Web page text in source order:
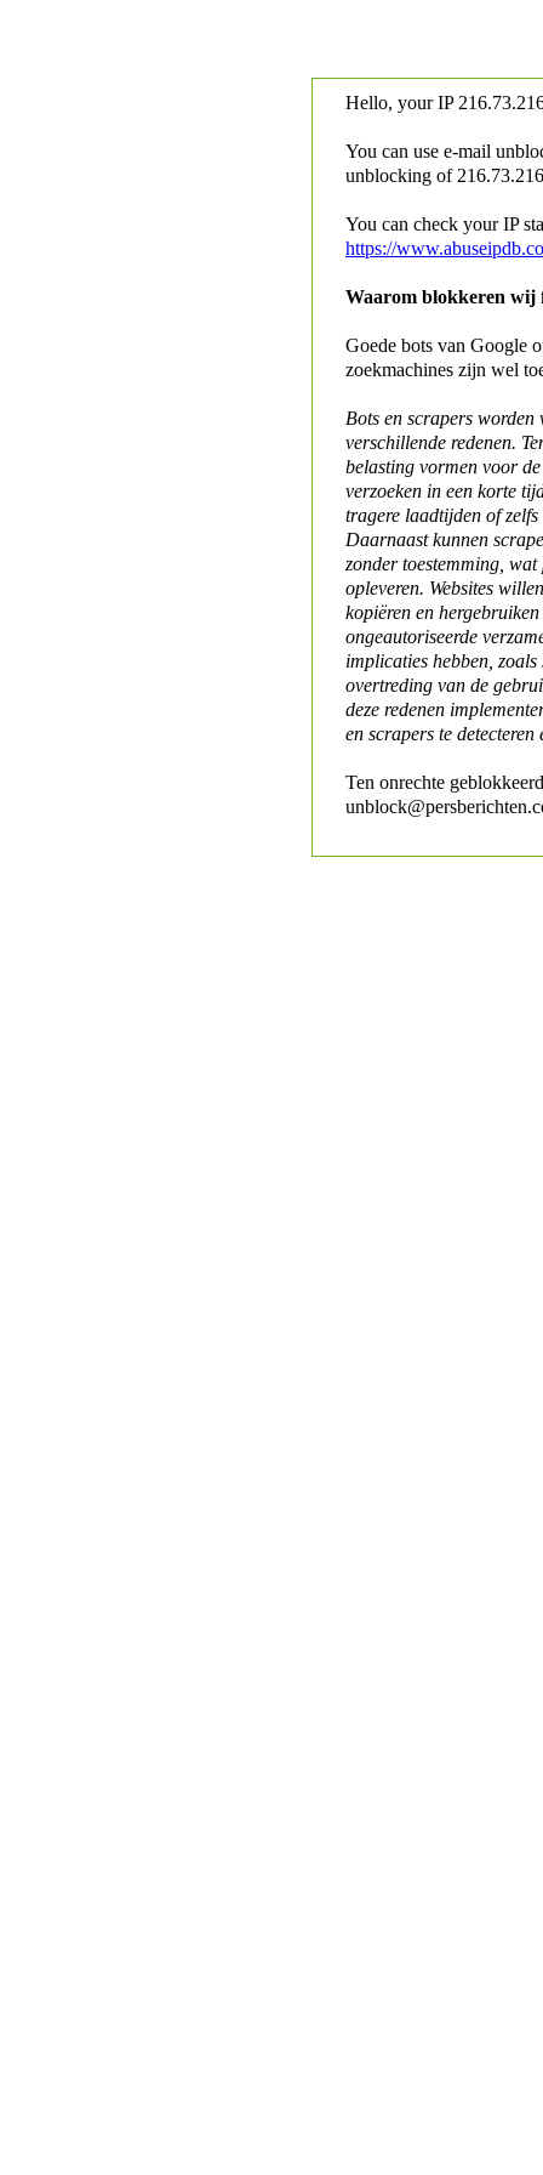
Hello, your IP
You can use e-mail
unblocking of
You can check your IP
https://
Waarom blokkeren wij
Goede bots van Google
zoekmachines zijn wel
Bots en scrapers worden
verschillende redenen.
belasting vormen voor
verzoeken in een korte
tragere laadtijden of
Daarnaast kunnen
zonder toestemming,
opleveren. Websites
kopiëren en
ongeautoriseerde
implicaties hebben,
overtreding van de
deze redenen
en scrapers te detecteren
Ten onrechte